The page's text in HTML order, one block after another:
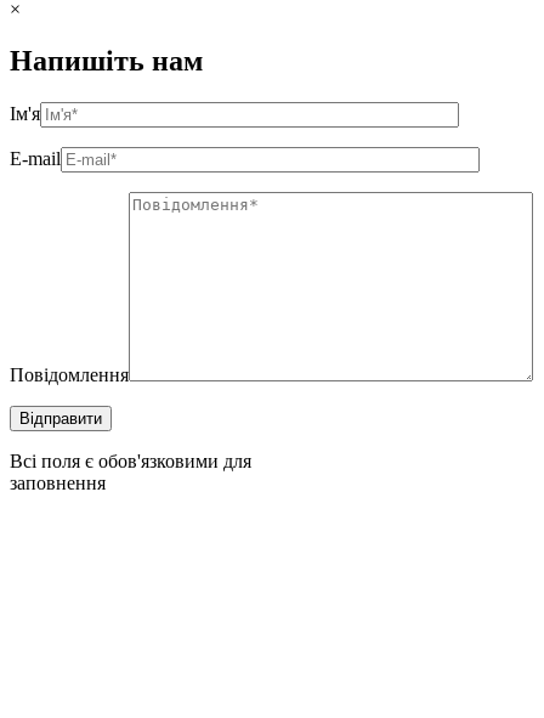
×
Напишіть нам
Ім'я
E-mail
Повідомлення
Всі поля є обов'язковими для
заповнення